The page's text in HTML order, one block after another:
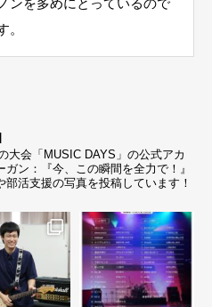
ンを多めにとっているので
。
大会「MUSIC DAYS」の公式アカ
ガン：『今、この瞬間を全力で！』
活支援の写真を投稿しています！